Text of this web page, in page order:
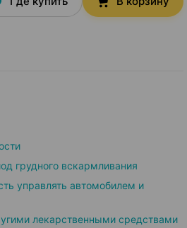
грудного вскармливания
управлять автомобилем и
лекарственными средствами